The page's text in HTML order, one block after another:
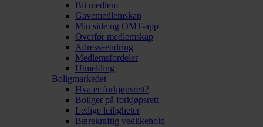
Bli medlem
Gavemedlemskap
Min side og OMT-app
Overfør medlemskap
Adresseendring
Medlemsfordeler
Utmelding
Boligmarkedet
Hva er forkjøpsrett?
Boliger på forkjøpsrett
Ledige leiligheter
Bærekraftig vedlikehold